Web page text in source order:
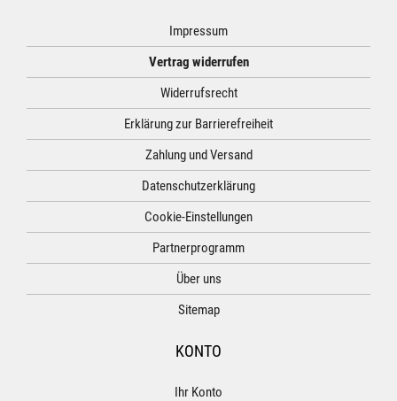
Impressum
Vertrag widerrufen
Widerrufsrecht
Erklärung zur Barrierefreiheit
Zahlung und Versand
Datenschutzerklärung
Cookie-Einstellungen
Partnerprogramm
Über uns
Sitemap
KONTO
Ihr Konto